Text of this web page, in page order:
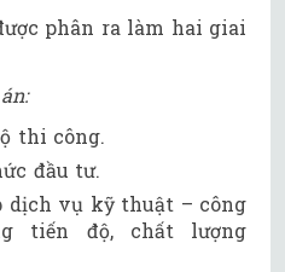
phân ra làm hai giai
thi công.
đầu tư.
dịch vụ kỹ thuật – công
tiến độ, chất lượng